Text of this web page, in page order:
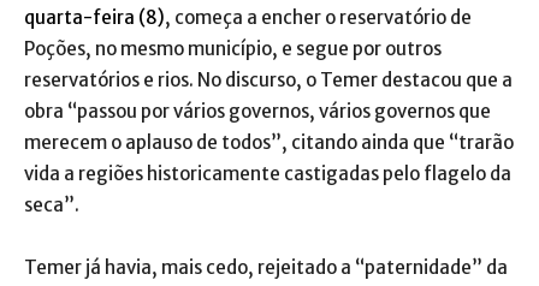
quarta-feira (8), começa a encher o reservatório de
Poções, no mesmo município, e segue por outros
reservatórios e rios. No discurso, o Temer destacou que a
obra “passou por vários governos, vários governos que
merecem o aplauso de todos”, citando ainda que “trarão
vida a regiões historicamente castigadas pelo flagelo da
seca”.
Temer já havia, mais cedo, rejeitado a “paternidade” da